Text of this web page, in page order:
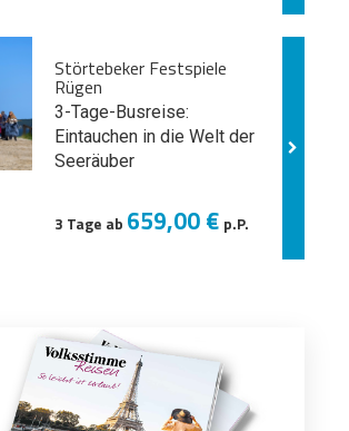
Störtebeker Festspiele
Rügen
3-Tage-Busreise:
Eintauchen in die Welt der
Seeräuber
3 Tage ab 659,00 € p.P.